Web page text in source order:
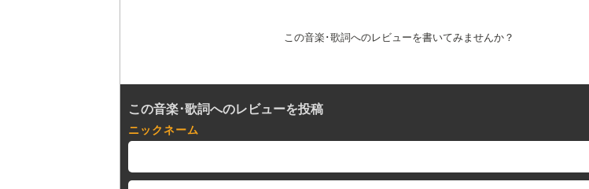
この音楽･歌詞へのレビューを書いてみませんか？
この音楽･歌詞へのレビューを投稿
ニックネーム